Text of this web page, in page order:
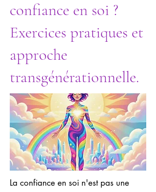
confiance en soi ?
Exercices pratiques et
approche
transgénérationnelle.
La confiance en soi n'est pas une